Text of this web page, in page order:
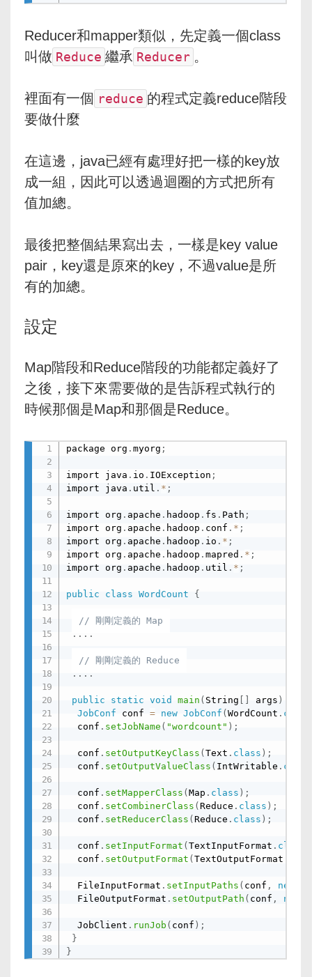
Reducer和mapper類似，先定義一個class
叫做 Reduce 繼承 Reducer 。
裡面有一個 reduce 的程式定義reduce階段
要做什麼
在這邊，java已經有處理好把一樣的key放
成一組，因此可以透過迴圈的方式把所有
值加總。
最後把整個結果寫出去，一樣是key value
pair，key還是原來的key，不過value是所
有的加總。
設定
Map階段和Reduce階段的功能都定義好了
之後，接下來需要做的是告訴程式執行的
時候那個是Map和那個是Reduce。
package org .myorg ;
import java . io . IOException ;
import java . util . * ;
import org . apache . hadoop . fs . Path ;
import org . apache . hadoop . conf . * ;
import org . apache . hadoop . io . * ;
import org . apache . hadoop .mapred . * ;
import org .apache . hadoop . util . * ;
public class WordCount {
// 剛剛定義的 Map
. . . .
// 剛剛定義的 Reduce
. . . .
public static void main ( String args )
JobConf conf = new JobConf (WordCount . class
  conf
. setJobName ( "wordcount" ) ;
  conf
. setOutputKeyClass (Text . class ) ;
  conf
. setOutputValueClass ( IntWritable . class
  conf
. setMapperClass (Map . class ) ;
  conf
. setCombinerClass (Reduce . class ) ;
  conf
. setReducerClass (Reduce . class ) ;
  conf
. setInputFormat (TextInputFormat . class
  conf
. setOutputFormat (TextOutputFormat
  FileInputFormat
. setInputPaths ( conf , new
  FileOutputFormat
. setOutputPath ( conf , new
  JobClient
. runJob ( conf ) ;
}
}